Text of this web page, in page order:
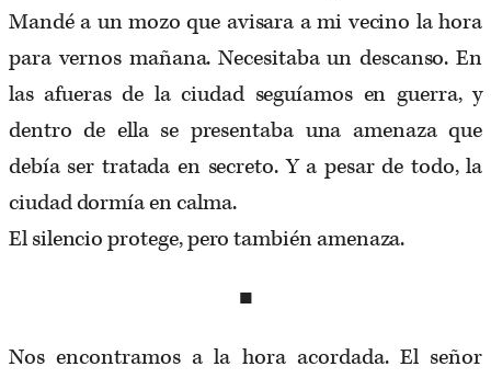
Mandé a un mozo que avisara a mi vecino la hora
para vernos mañana. Necesitaba un descanso. En
las afueras de la ciudad seguíamos en guerra, y
dentro de ella se presentaba una amenaza que
debía ser tratada en secreto. Y a pesar de todo, la
ciudad dormía en calma.
El silencio protege, pero también amenaza.
■
Nos encontramos a la hora acordada. El señor